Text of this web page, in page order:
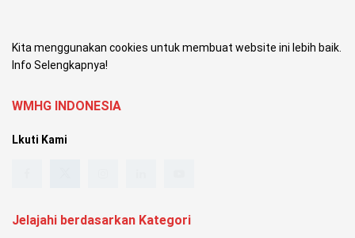
Kita menggunakan cookies untuk membuat website ini lebih baik.
Info Selengkapnya!
WMHG INDONESIA
Lkuti Kami
Jelajahi berdasarkan Kategori